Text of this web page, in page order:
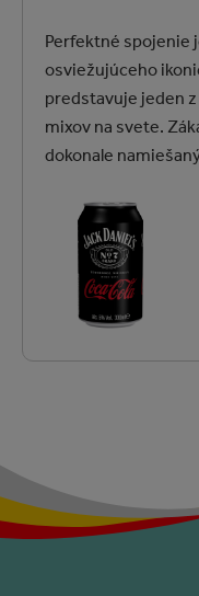
Perfektné spojenie
osviežujúceho
predstavuje jeden
mixov na svete.
dokonale